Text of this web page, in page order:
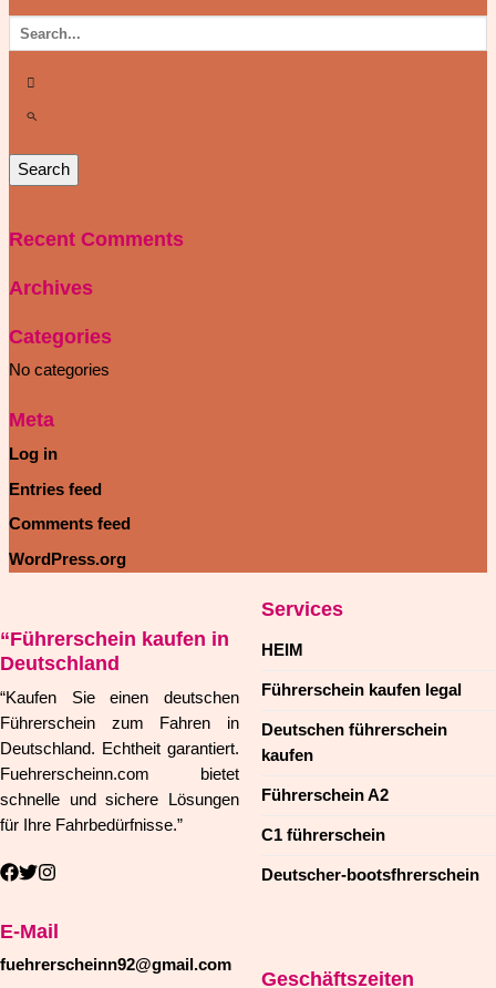
Recent Comments
Archives
Categories
No categories
Meta
Log in
Entries feed
Comments feed
WordPress.org
“Führerschein kaufen in
Deutschland
“Kaufen Sie einen deutschen
Führerschein zum Fahren in
Deutschland. Echtheit garantiert.
Fuehrerscheinn.com bietet
schnelle und sichere Lösungen
für Ihre Fahrbedürfnisse.”
Services
HEIM
Führerschein kaufen legal
Deutschen führerschein
kaufen
Führerschein A2
C1 führerschein
Deutscher-bootsfhrerschein
E-Mail
fuehrerscheinn92@gmail.com
Geschäftszeiten